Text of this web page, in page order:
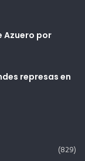
Azuero por
represas en
(829)